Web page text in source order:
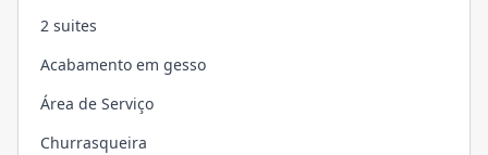
2 suites
Acabamento em gesso
Área de Serviço
Churrasqueira